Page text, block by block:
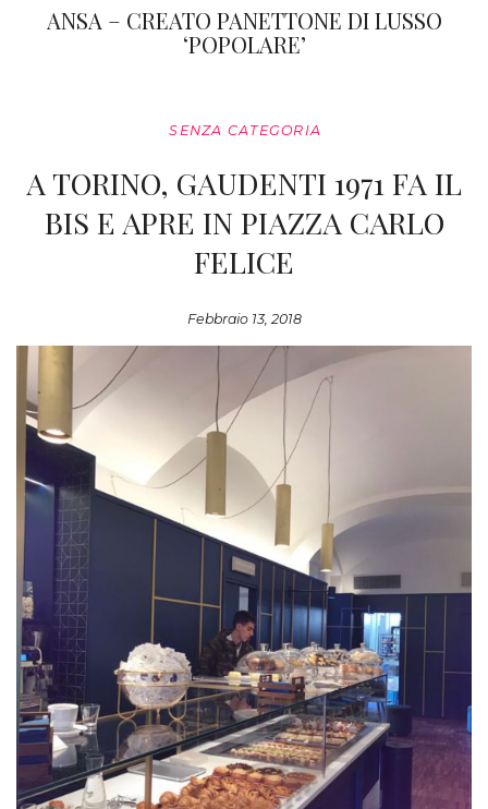
ANSA – CREATO PANETTONE DI LUSSO
‘POPOLARE’
SENZA CATEGORIA
A TORINO, GAUDENTI 1971 FA IL
BIS E APRE IN PIAZZA CARLO
FELICE
Febbraio 13, 2018